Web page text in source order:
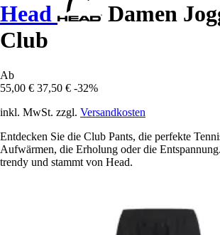
Head
Damen
Club
Ab
55,00 € 37,50 € -32%
inkl. MwSt. zzgl. Versandkosten
Entdecken Sie die Club Pants, die perfekte
Aufwärmen, die Erholung oder die
trendy und stammt von Head.